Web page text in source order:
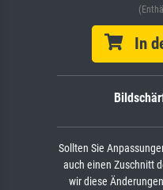
In
Sollten Sie
auch einen Zuschnitt
wir diese